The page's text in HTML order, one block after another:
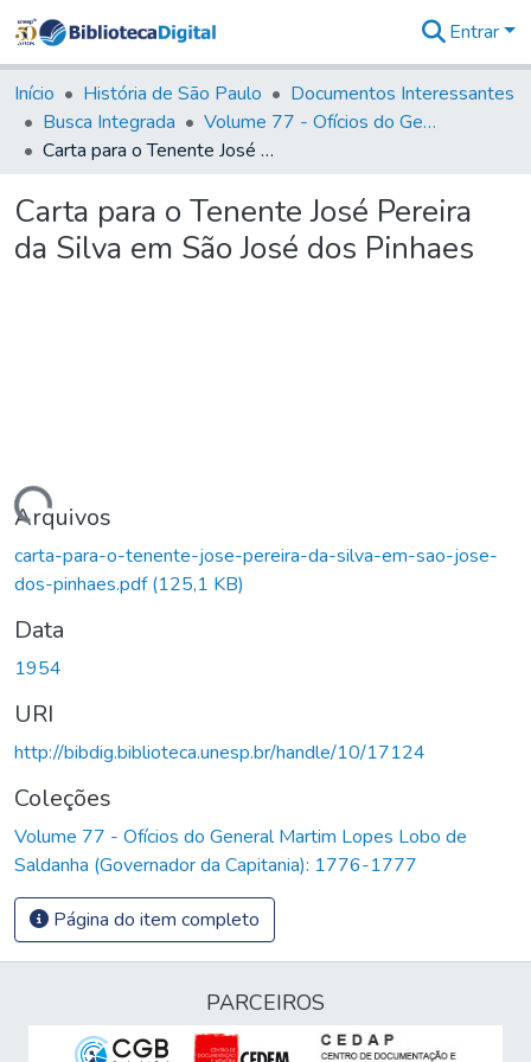
&
Coleções
Tudo na
Biblioteca
Estatísticas
Entrar
Início História de São Paulo
Documentos Interessantes
Busca Integrada
Volume 77 - Ofícios do General Martim Lopes Lobo de Saldanha (Governador da Capitania): 1776-1777
Carta para o Tenente José Pereira da Silva em São José dos Pinhaes
Carta para o Tenente José Pereira
da Silva em São José dos Pinhaes
Carregando...
Arquivos
carta-para-o-tenente-jose-pereira-da-silva-em-sao-jose-
dos-pinhaes.pdf(125,1 KB)
Data
1954
URI
http://bibdig.biblioteca.unesp.br/handle/10/17124
Coleções
Volume 77 - Ofícios do General Martim Lopes Lobo de
Saldanha (Governador da Capitania): 1776-1777
Página do item completo
PARCEIROS